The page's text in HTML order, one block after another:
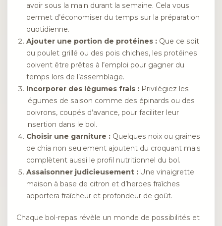
avoir sous la main durant la semaine. Cela vous
permet d’économiser du temps sur la préparation
quotidienne.
Ajouter une portion de protéines : Que ce soit
du poulet grillé ou des pois chiches, les protéines
doivent être prêtes à l’emploi pour gagner du
temps lors de l’assemblage.
Incorporer des légumes frais : Privilégiez les
légumes de saison comme des épinards ou des
poivrons, coupés d’avance, pour faciliter leur
insertion dans le bol.
Choisir une garniture : Quelques noix ou graines
de chia non seulement ajoutent du croquant mais
complètent aussi le profil nutritionnel du bol.
Assaisonner judicieusement : Une vinaigrette
maison à base de citron et d’herbes fraîches
apportera fraîcheur et profondeur de goût.
Chaque bol-repas révèle un monde de possibilités et